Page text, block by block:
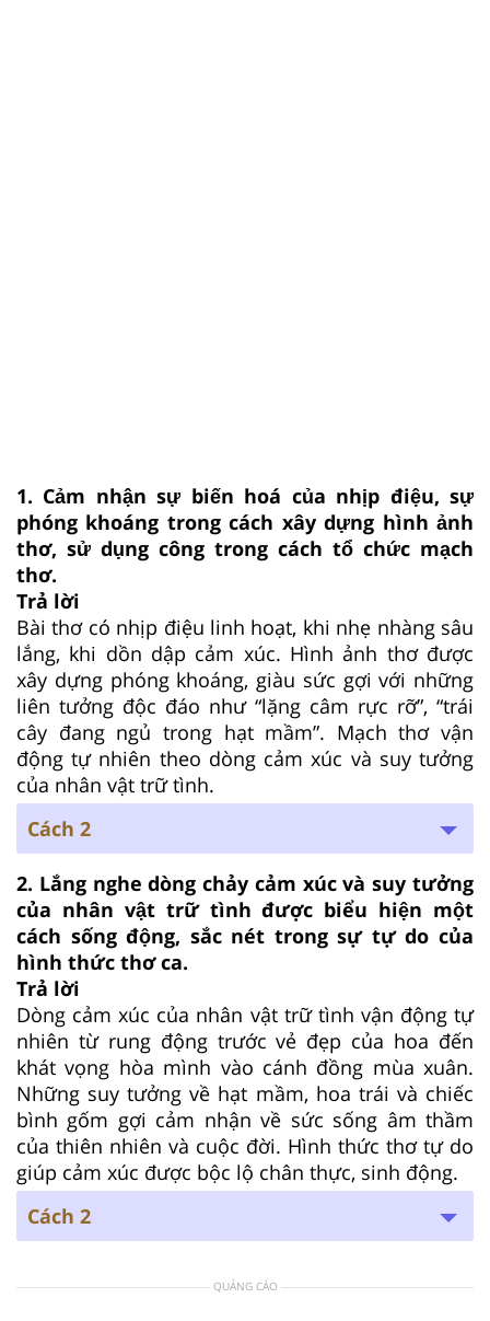
1. Cảm nhận sự biến hoá của nhịp điệu, sự
phóng khoáng trong cách xây dựng hình ảnh
thơ, sử dụng công trong cách tổ chức mạch
thơ.
Trả lời
Bài thơ có nhịp điệu linh hoạt, khi nhẹ nhàng sâu
lắng, khi dồn dập cảm xúc. Hình ảnh thơ được
xây dựng phóng khoáng, giàu sức gợi với những
liên tưởng độc đáo như “lặng câm rực rỡ”, “trái
cây đang ngủ trong hạt mầm”. Mạch thơ vận
động tự nhiên theo dòng cảm xúc và suy tưởng
của nhân vật trữ tình.
Cách 2
2. Lắng nghe dòng chảy cảm xúc và suy tưởng
của nhân vật trữ tình được biểu hiện một
cách sống động, sắc nét trong sự tự do của
hình thức thơ ca.
Trả lời
Dòng cảm xúc của nhân vật trữ tình vận động tự
nhiên từ rung động trước vẻ đẹp của hoa đến
khát vọng hòa mình vào cánh đồng mùa xuân.
Những suy tưởng về hạt mầm, hoa trái và chiếc
bình gốm gợi cảm nhận về sức sống âm thầm
của thiên nhiên và cuộc đời. Hình thức thơ tự do
giúp cảm xúc được bộc lộ chân thực, sinh động.
Cách 2
QUẢNG CÁO